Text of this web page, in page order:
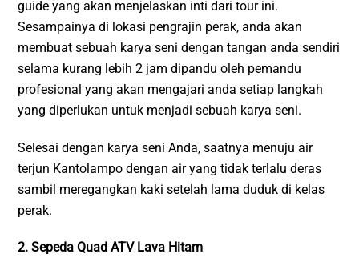
guide yang akan menjelaskan inti dari tour ini.
Sesampainya di lokasi pengrajin perak, anda akan
membuat sebuah karya seni dengan tangan anda sendiri
selama kurang lebih 2 jam dipandu oleh pemandu
profesional yang akan mengajari anda setiap langkah
yang diperlukan untuk menjadi sebuah karya seni.
Selesai dengan karya seni Anda, saatnya menuju air
terjun Kantolampo dengan air yang tidak terlalu deras
sambil meregangkan kaki setelah lama duduk di kelas
perak.
2. Sepeda Quad ATV Lava Hitam